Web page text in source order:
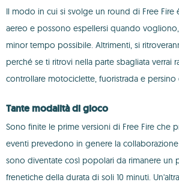
Il modo in cui si svolge un round di Free
aereo e possono espellersi quando
minor tempo possibile. Altrimenti, si
perché se ti ritrovi nella parte sbagliata
controllare motociclette, fuoristrada e
Tante modalità di gioco
Sono finite le prime versioni di Free Fire che
eventi prevedono in genere la
sono diventate così popolari da rimanere un
frenetiche della durata di soli 10 minuti.